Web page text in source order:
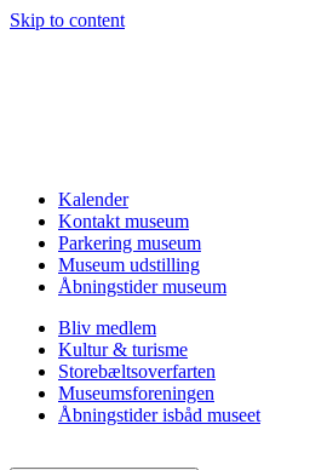
Skip to content
Kalender
Kontakt museum
Parkering museum
Museum udstilling
Åbningstider museum
Bliv medlem
Kultur & turisme
Storebæltsoverfarten
Museumsforeningen
Åbningstider isbåd museet